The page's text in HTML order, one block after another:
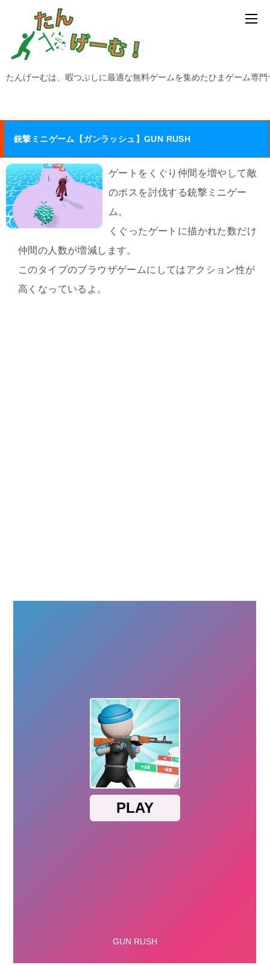
たんげーむは、暇つぶしに最適な無料ゲームを集めたひまゲーム専
銃撃ミニゲーム【ガンラッシュ】GUN RUSH
ゲートをくぐり仲間を増やして敵
のボスを討伐する銃撃ミニゲー
ム。
くぐったゲートに描かれた数だけ
仲間の人数が増減します。
このタイプのブラウザゲームにしてはアクション性が
高くなっているよ。